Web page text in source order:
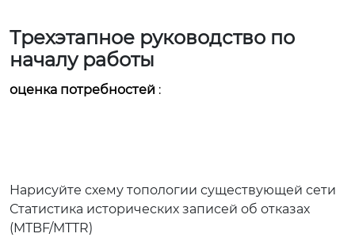
Трехэтапное руководство по
началу работы
оценка потребностей :
Нарисуйте схему топологии существующей сети
Статистика исторических записей об отказах
(MTBF/MTTR)